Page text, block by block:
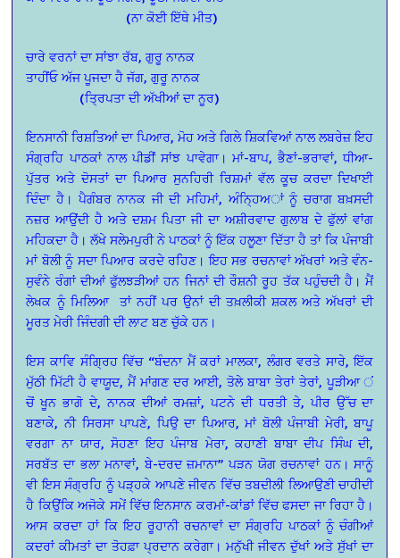
(ਨਾ ਕੋਈ ਇੱਥੇ ਮੀਤ)
ਚਾਰੇ ਵਰਨਾਂ ਦਾ ਸਾਂਝਾ ਰੱਬ, ਗੁਰੂ ਨਾਨਕ
ਤਾਹੀਂਓ ਅੱਜ ਪੂਜਦਾ ਹੈ ਜੱਗ, ਗੁਰੂ ਨਾਨਕ
(ਤ੍ਰਿਪਤਾ ਦੀ ਅੱਖੀਆਂ ਦਾ ਨੂਰ)
ਇਨਸਾਨੀ ਰਿਸ਼ਤਿਆਂ ਦਾ ਪਿਆਰ, ਮੋਹ ਅਤੇ ਗਿਲੇ ਸ਼ਿਕਵਿਆਂ ਨਾਲ ਲਬਰੇਜ਼ ਇਹ
ਸੰਗ੍ਰਹਿ ਪਾਠਕਾਂ ਨਾਲ ਪੀਡੀਂ ਸਾਂਝ ਪਾਵੇਗਾ। ਮਾਂ-ਬਾਪ, ਭੈਣਾਂ-ਭਰਾਵਾਂ, ਧੀਆ-
ਪੁੱਤਰ ਅਤੇ ਦੋਸਤਾਂ ਦਾ ਪਿਆਰ ਸੁਨਹਿਰੀ ਰਿਸ਼ਮਾਂ ਵੱਲ ਕੂਚ ਕਰਦਾ ਦਿਖਾਈ
ਦਿੰਦਾ ਹੈ। ਪੈਗੰਬਰ ਨਾਨਕ ਜੀ ਦੀ ਮਹਿਮਾਂ, ਅੰਨ੍ਹਿਅਾਂ ਨੂੰ ਚਰਾਗ ਬਖ਼ਸਦੀ
ਨਜ਼ਰ ਆਉਂਦੀ ਹੈ ਅਤੇ ਦਸ਼ਮ ਪਿਤਾ ਜੀ ਦਾ ਅਸ਼ੀਰਵਾਦ ਗੁਲਾਬ ਦੇ ਫੁੱਲਾਂ ਵਾਂਗ
ਮਹਿਕਦਾ ਹੈ। ਲੱਖੇ ਸਲੇਮਪੁਰੀ ਨੇ ਪਾਠਕਾਂ ਨੂੰ ਇੱਕ ਹਲੂਣਾ ਦਿੱਤਾ ਹੈ ਤਾਂ ਕਿ ਪੰਜਾਬੀ
ਮਾਂ ਬੋਲੀ ਨੂੰ ਸਦਾ ਪਿਆਰ ਕਰਦੇ ਰਹਿਣ। ਇਹ ਸਭ ਰਚਨਾਵਾਂ ਅੱਖਰਾਂ ਅਤੇ ਵੰਨ-
ਸੁਵੰਨੇ ਰੰਗਾਂ ਦੀਆਂ ਫੁੱਲਝੜੀਆਂ ਹਨ ਜਿਨਾਂ ਦੀ ਰੌਸ਼ਨੀ ਰੂਹ ਤੱਕ ਪਹੁੰਚਦੀ ਹੈ। ਮੈਂ
ਲੇਖਕ ਨੂੰ ਮਿਲਿਆ
ਤਾਂ ਨਹੀਂ ਪਰ ਉਨਾਂ ਦੀ ਤਖ਼ਲੀਕੀ ਸ਼ਕਲ ਅਤੇ ਅੱਖਰਾਂ ਦੀ
ਮੂਰਤ ਮੇਰੀ ਜਿੰਦਗੀ ਦੀ ਲਾਟ ਬਣ ਚੁੱਕੇ ਹਨ।
ਇਸ ਕਾਵਿ ਸੰਗ੍ਰਿਹ ਵਿੱਚ “ਬੰਦਨਾ ਮੈਂ ਕਰਾਂ ਮਾਲਕਾ, ਲੰਗਰ ਵਰਤੇ ਸਾਰੇ, ਇੱਕ
ਮੁੱਠੀ ਮਿੱਟੀ ਹੈ ਵਾਯੂਦ, ਮੈਂ ਮਾਂਗਣ ਦਰ ਆਈ, ਤੋਲੇ ਬਾਬਾ ਤੇਰਾਂ ਤੇਰਾਂ, ਪੂੜੀਆ ਂ
ਚੋਂ ਖੂਨ ਭਾਗੋ ਦੇ, ਨਾਨਕ ਦੀਆਂ ਰਮਜ਼ਾਂ, ਪਟਨੇ ਦੀ ਧਰਤੀ ਤੇ, ਪੀਰ ਉੱਚ ਦਾ
ਬਣਾਕੇ, ਨੀ ਸਿਰਸਾ ਪਾਪਣੇ, ਪਿਉ ਦਾ ਪਿਆਰ, ਮਾਂ ਬੋਲੀ ਪੰਜਾਬੀ ਮੇਰੀ, ਬਾਪੂ
ਵਰਗਾ ਨਾ ਯਾਰ, ਸੋਹਣਾ ਇਹ ਪੰਜਾਬ ਮੇਰਾ, ਕਹਾਣੀ ਬਾਬਾ ਦੀਪ ਸਿੰਘ ਦੀ,
ਸਰਬੱਤ ਦਾ ਭਲਾ ਮਨਾਵਾਂ, ਬੇ-ਦਰਦ ਜ਼ਮਾਨਾ” ਪੜਨ ਯੋਗ ਰਚਨਾਵਾਂ ਹਨ। ਸਾਨੂੰ
ਵੀ ਇਸ ਸੰਗ੍ਰਹਿ ਨੂੰ ਪੜ੍ਹਕੇ ਆਪਣੇ ਜੀਵਨ ਵਿੱਚ ਤਬਦੀਲੀ ਲਿਆਉਣੀ ਚਾਹੀਦੀ
ਹੈ ਕਿਉਂਕਿ ਅਜੋਕੇ ਸਮੇਂ ਵਿੱਚ ਇਨਸਾਨ ਕਰਮਾਂ-ਕਾਂਡਾਂ ਵਿੱਚ ਫਸਦਾ ਜਾ ਰਿਹਾ ਹੈ।
ਆਸ ਕਰਦਾ ਹਾਂ ਕਿ ਇਹ ਰੂਹਾਨੀ ਰਚਨਾਵਾਂ ਦਾ ਸੰਗ੍ਰਹਿ ਪਾਠਕਾਂ ਨੂੰ ਚੰਗੀਆਂ
ਕਦਰਾਂ ਕੀਮਤਾਂ ਦਾ ਤੋਹਫ਼ਾ ਪ੍ਰਦਾਨ ਕਰੇਗਾ। ਮਨੁੱਖੀ ਜੀਵਨ ਦੁੱਖਾਂ ਅਤੇ ਸੁੱਖਾਂ ਦਾ